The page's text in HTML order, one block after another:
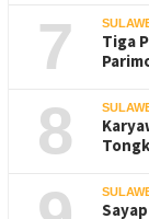
7
Tiga
8